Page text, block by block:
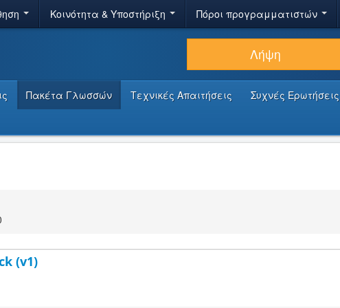
Κοινότητα & Υποστήριξη Πόροι προγραμματιστών
Λήψη
Πακέτα Γλωσσών Τεχνικές Απαιτήσεις Συχνές Ερωτήσεις
(v1)